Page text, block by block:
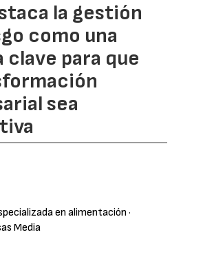
la gestión
como una
clave para que
sea
en alimentación ·
Media